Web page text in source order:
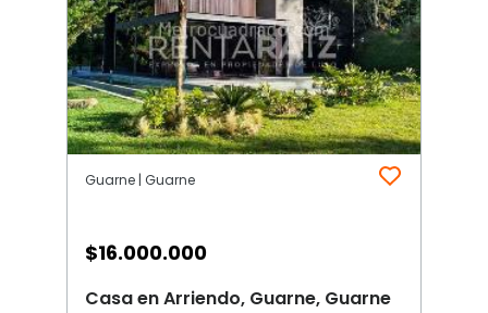
Guarne | Guarne
$16.000.000
Casa en Arriendo, Guarne, Guarne